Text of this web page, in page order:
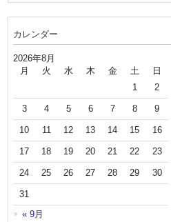
カレンダー
2026年8月
月 火 水 木 金 土
日
1
2
3 4 5 6 7 8 9
10 11 12 13 14 15 16
17 18 19 20 21 22 23
24 25 26 27 28 29 30
31
« 9月